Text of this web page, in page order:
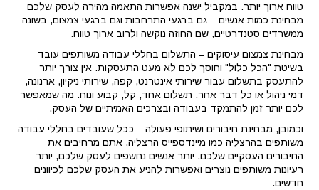
טווח ארוך יותר. במקביל ישנה אפשרות התאמה מהירה לעסק שלכם
מבחינת כמות אנשים – גם ברגעי התרחבות וגם ברגעי צמצום, בשונה
ממשרדים סטנדרטיים, שם החוזה נוקשה ולרוב ארוך טווח.
מבחינת צמצום עיסוקים – התשלום בחללי עבודה משותפים עובד
בשיטת "הכל כלול" וחוסך לכם לא מעט התעסקות. אין צורך יותר
להתעסק בתשלום עבור שירותי אינטרנט, קפה, שירותי ניקיון, ארנונה,
דמי ניהול או כל דבר אחר. תשלום אחד, קל, קבוע ונוח. מה שמאפשר
לכם יותר זמן להתמקד בעבודה ובצרכים האמיתיים של העסק.
וכמובן, מבחינת חיבורים ושיתופי פעולה – ככל שעובדים בחללי עבודה
משותפים בהרצליה כמו מיינדספייס הרצליה, אתם מרחיבים את
החיבורים העסקיים שלכם. יותר אנשים נחשפים לעסק שלכם, יותר
רעיונות משותפים נוצרים ואפשרות להניע את העסק שלכם לכיוונים
חדשים.